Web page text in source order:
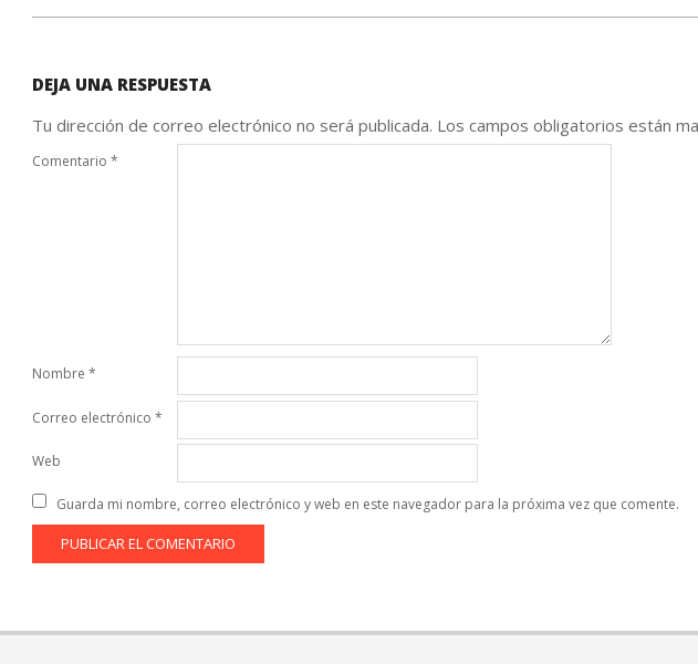
DEJA UNA RESPUESTA
Tu dirección de correo electrónico no será publicada. Los campos obligatorios están
Comentario *
Nombre *
Correo electrónico *
Web
Guarda mi nombre, correo electrónico y web en este navegador para la próxima vez que comente.